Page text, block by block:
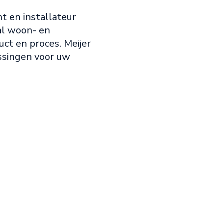
en installateur
woon- en
en proces. Meijer
voor uw